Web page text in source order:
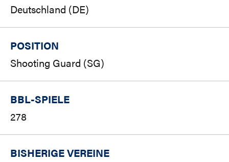
Deutschland (DE)
POSITION
Shooting Guard (SG)
BBL-SPIELE
278
BISHERIGE VEREINE